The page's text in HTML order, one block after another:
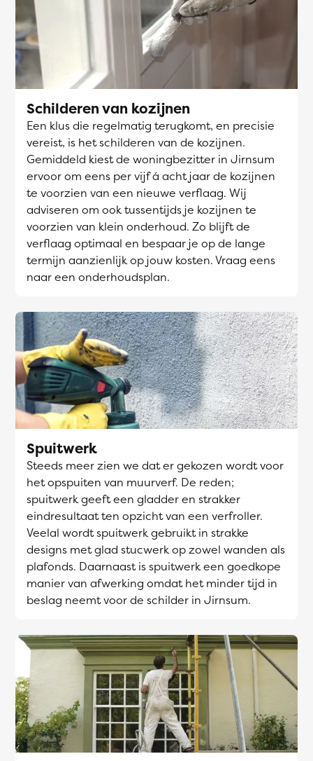
Schilderen van kozijnen
Een klus die regelmatig terugkomt, en precisie
vereist, is het schilderen van de kozijnen.
Gemiddeld kiest de woningbezitter in Jirnsum
ervoor om eens per vijf á acht jaar de kozijnen
te voorzien van een nieuwe verflaag. Wij
adviseren om ook tussentijds je kozijnen te
voorzien van klein onderhoud. Zo blijft de
verflaag optimaal en bespaar je op de lange
termijn aanzienlijk op jouw kosten. Vraag eens
naar een onderhoudsplan.
Spuitwerk
Steeds meer zien we dat er gekozen wordt voor
het opspuiten van muurverf. De reden;
spuitwerk geeft een gladder en strakker
eindresultaat ten opzicht van een verfroller.
Veelal wordt spuitwerk gebruikt in strakke
designs met glad stucwerk op zowel wanden als
plafonds. Daarnaast is spuitwerk een goedkope
manier van afwerking omdat het minder tijd in
beslag neemt voor de schilder in Jirnsum.